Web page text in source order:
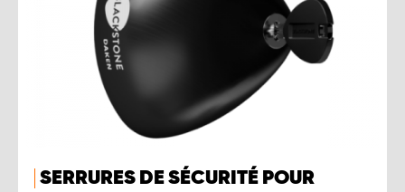
SERRURES DE SÉCURITÉ POUR